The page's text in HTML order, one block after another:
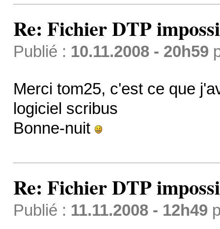
Re: Fichier DTP
Publié : 10.11.2008 - 20h59
Merci tom25, c'est ce que
logiciel scribus
Bonne-nuit
Re: Fichier DTP
Publié : 11.11.2008 - 12h49